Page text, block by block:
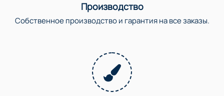
Производство
Собственное производство и гарантия на все заказы.